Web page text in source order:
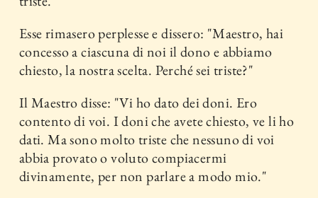
Esse rimasero perplesse e dissero: "Maestro, hai
concesso a ciascuna di noi il dono e abbiamo
chiesto, la nostra scelta. Perché sei triste?"
Il Maestro disse: "Vi ho dato dei doni. Ero
contento di voi. I doni che avete chiesto, ve li ho
dati. Ma sono molto triste che nessuno di voi
abbia provato o voluto compiacermi
divinamente, per non parlare a modo mio."